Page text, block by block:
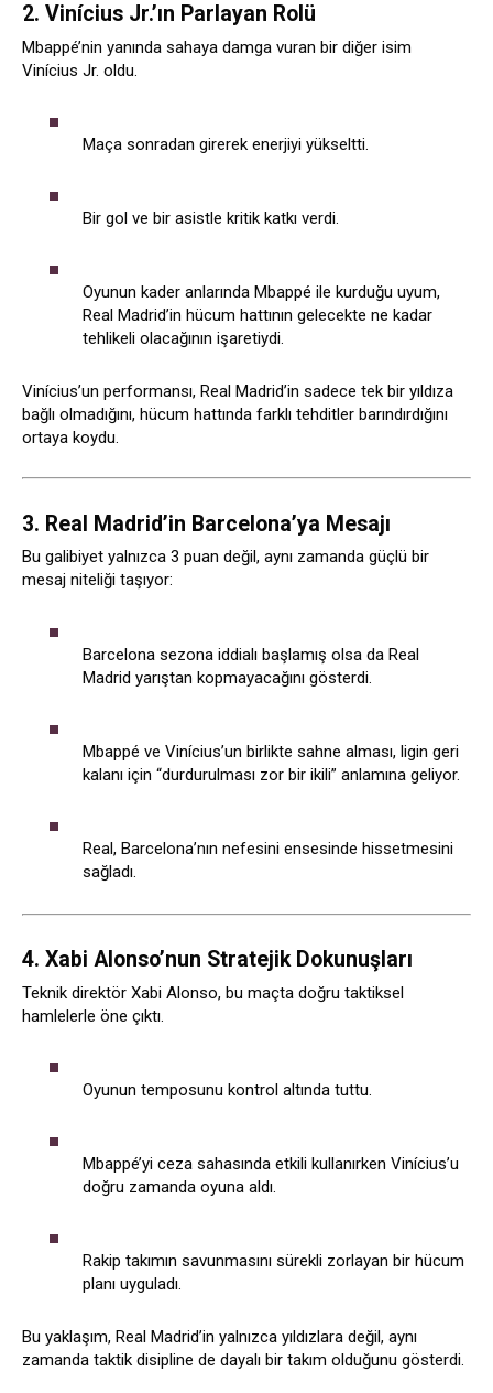
2. Vinícius Jr.’ın Parlayan Rolü
Mbappé’nin yanında sahaya damga vuran bir diğer isim
Vinícius Jr. oldu.
Maça sonradan girerek enerjiyi yükseltti.
Bir gol ve bir asistle kritik katkı verdi.
Oyunun kader anlarında Mbappé ile kurduğu uyum,
Real Madrid’in hücum hattının gelecekte ne kadar
tehlikeli olacağının işaretiydi.
Vinícius’un performansı, Real Madrid’in sadece tek bir yıldıza
bağlı olmadığını, hücum hattında farklı tehditler barındırdığını
ortaya koydu.
3. Real Madrid’in Barcelona’ya Mesajı
Bu galibiyet yalnızca 3 puan değil, aynı zamanda güçlü bir
mesaj niteliği taşıyor:
Barcelona sezona iddialı başlamış olsa da Real
Madrid yarıştan kopmayacağını gösterdi.
Mbappé ve Vinícius’un birlikte sahne alması, ligin geri
kalanı için “durdurulması zor bir ikili” anlamına geliyor.
Real, Barcelona’nın nefesini ensesinde hissetmesini
sağladı.
4. Xabi Alonso’nun Stratejik Dokunuşları
Teknik direktör Xabi Alonso, bu maçta doğru taktiksel
hamlelerle öne çıktı.
Oyunun temposunu kontrol altında tuttu.
Mbappé’yi ceza sahasında etkili kullanırken Vinícius’u
doğru zamanda oyuna aldı.
Rakip takımın savunmasını sürekli zorlayan bir hücum
planı uyguladı.
Bu yaklaşım, Real Madrid’in yalnızca yıldızlara değil, aynı
zamanda taktik disipline de dayalı bir takım olduğunu gösterdi.